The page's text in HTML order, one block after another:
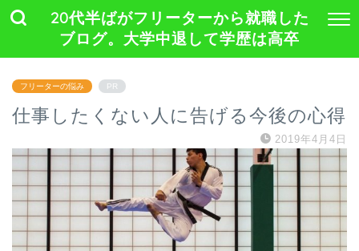
20代半ばがフリーターから就職した
ブログ。大学中退して学歴は高卒
フリーターの悩み PR
仕事したくない人に告げる今後の心得
2019年4月4日